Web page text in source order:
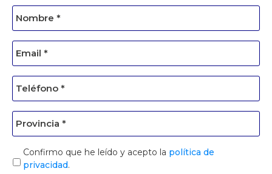
Confirmo que he leído y acepto la política de
privacidad.